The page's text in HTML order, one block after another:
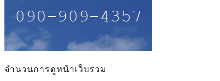
จำนวนการดูหน้าเว็บรวม